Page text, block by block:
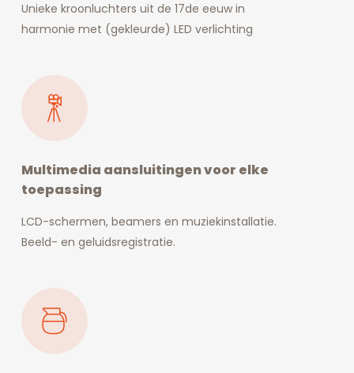
Unieke kroonluchters uit de 17de eeuw in
harmonie met (gekleurde) LED verlichting
Multimedia aansluitingen voor elke
toepassing
LCD-schermen, beamers en muziekinstallatie.
Beeld- en geluidsregistratie.